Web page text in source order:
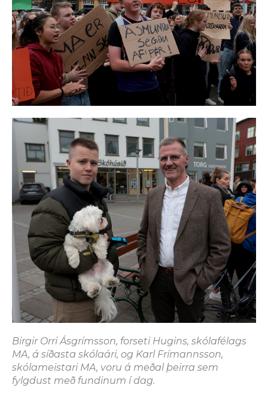
Birgir Orri Ásgrímsson, forseti Hugins, skólafélags
MA, á síðasta skólaári, og Karl Frímannsson,
skólameistari MA, voru á meðal þeirra sem
fylgdust með fundinum í dag.